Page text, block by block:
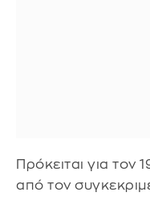
Πρόκειται για τον
από τον